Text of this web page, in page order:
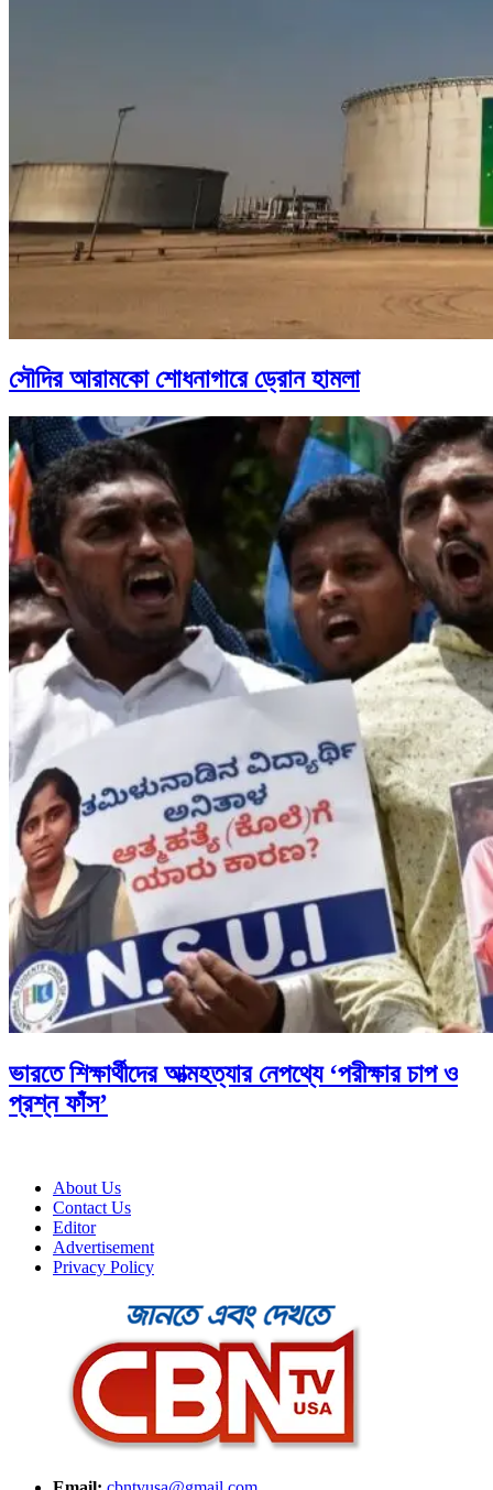
সৌদির আরামকো শোধনাগারে ড্রোন হামলা
ভারতে শিক্ষার্থীদের আত্মহত্যার নেপথ্যে ‘পরীক্ষার চাপ ও
প্রশ্ন ফাঁস’
About Us
Contact Us
Editor
Advertisement
Privacy Policy